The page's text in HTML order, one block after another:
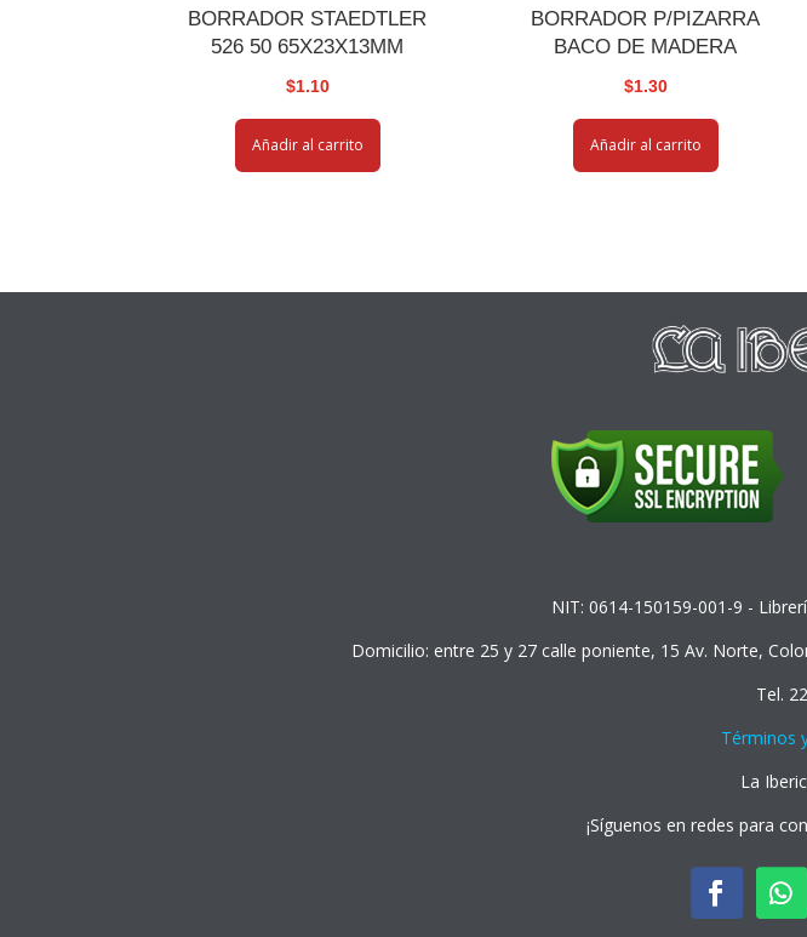
BORRADOR STAEDTLER
526 50 65X23X13MM
$1.10
Añadir al carrito
BORRADOR P/PIZARRA
BACO DE MADERA
$1.30
Añadir al carrito
NIT: 0614-150159-001-9 -
Domicilio: entre 25 y 27 calle poniente, 15 Av. Norte,
Tel.
Términos
La
¡Síguenos en redes para